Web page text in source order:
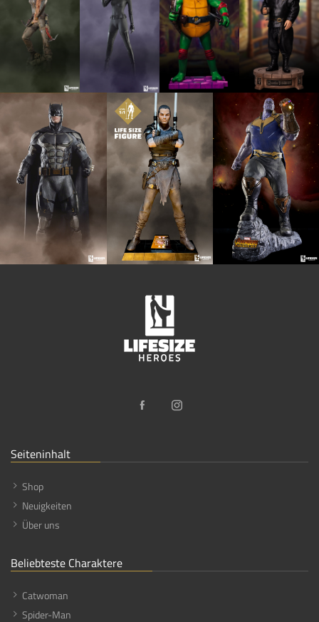
Seiteninhalt
Shop
Neuigkeiten
Über uns
Beliebteste Charaktere
Catwoman
Spider-Man